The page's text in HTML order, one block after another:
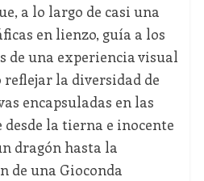
a lo largo de casi una
en lienzo, guía a los
de una experiencia visual
la diversidad de
encapsuladas en las
la tierna e inocente
dragón hasta la
de una Gioconda